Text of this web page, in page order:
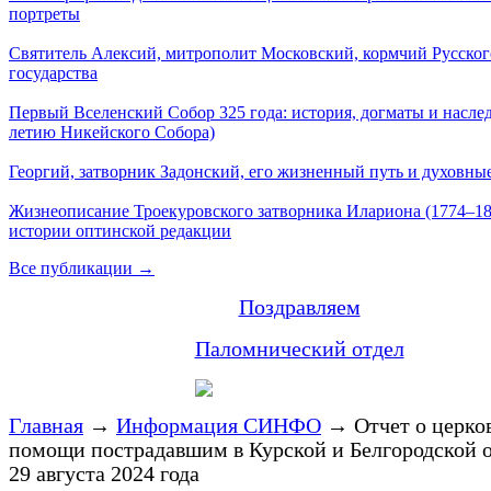
портреты
Святитель Алексий, митрополит Московский, кормчий
государства
Первый Вселенский Собор 325 года: история, догматы и
летию Никейского Собора)
Георгий, затворник Задонский, его жизненный путь и
Жизнеописание Троекуровского затворника Илариона
истории оптинской редакции
Все публикации →
Поздравляем
Паломнический отдел
Главная → Информация СИНФО → Отчет о
помощи пострадавшим в Курской и Белгородской
29 августа 2024 года